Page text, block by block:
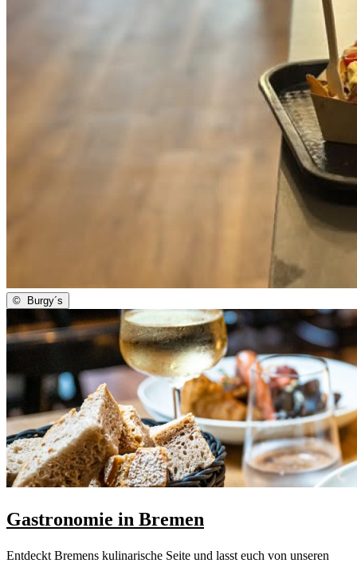
© Burgy´s
Gastronomie in Bremen
Entdeckt Bremens kulinarische Seite und lasst euch von unseren